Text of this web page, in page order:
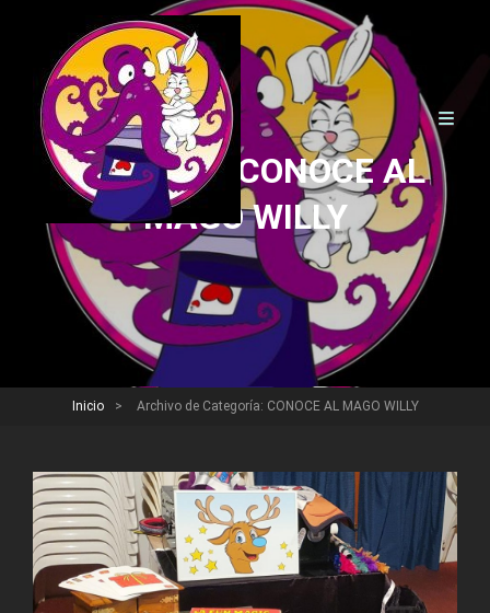
Categoría: CONOCE AL
MAGO WILLY
Inicio > Archivo de Categoría: CONOCE AL MAGO WILLY